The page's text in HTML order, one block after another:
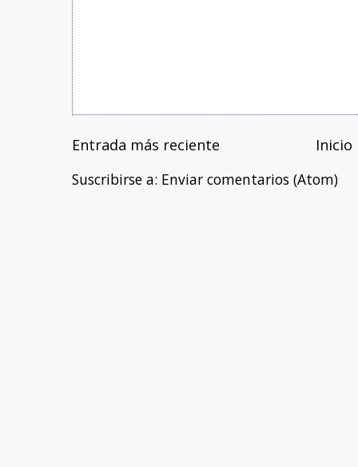
Entrada más reciente
Inicio
Suscribirse a: Enviar comentarios (Atom)